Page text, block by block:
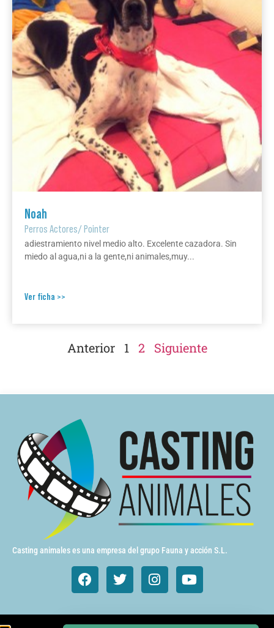
Noah
Perros Actores/Pointer
adiestramiento nivel medio alto. Excelente cazadora. Sin
miedo al agua,ni a la gente,ni animales,muy...
Ver ficha >>
Anterior 1 2 Siguiente
Casting animales es una empresa del grupo Fauna y acción S.L.